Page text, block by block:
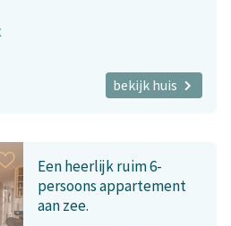
bekijk huis
Een heerlijk ruim 6-
persoons appartement
aan zee.